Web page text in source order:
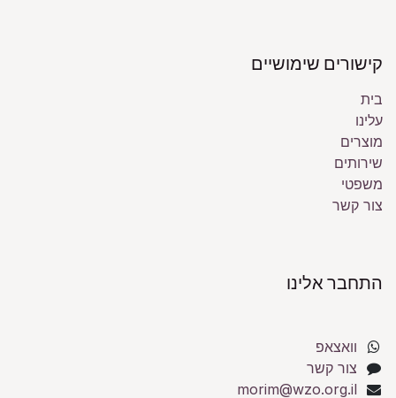
קישורים שימושיים
בית
עלינו
מוצרים
שירותים
משפטי
צור קשר
התחבר אלינו
וואצאפ
צור קשר
morim@wzo.org.il